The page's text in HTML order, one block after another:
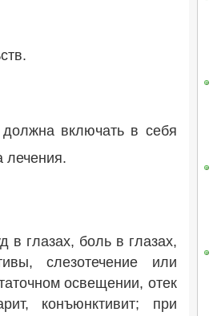
включать в себя
лечения.
в глазах, боль в глазах,
слезотечение или
освещении, отек
конъюнктивит; при